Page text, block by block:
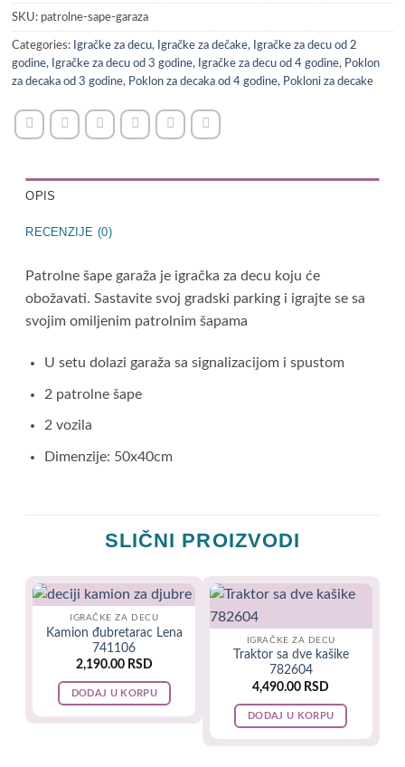
SKU: patrolne-sape-garaza
Categories: Igračke za decu, Igračke za dečake, Igračke za decu od 2
godine, Igračke za decu od 3 godine, Igračke za decu od 4 godine, Poklon
za decaka od 3 godine, Poklon za decaka od 4 godine, Pokloni za decake
OPIS
RECENZIJE (0)
Patrolne šape garaža je igračka za decu koju će
obožavati. Sastavite svoj gradski parking i igrajte se sa
svojim omiljenim patrolnim šapama
U setu dolazi garaža sa signalizacijom i spustom
2 patrolne šape
2 vozila
Dimenzije: 50x40cm
SLIČNI PROIZVODI
IGRAČKE ZA DECU
Kamion đubretarac Lena
741106
2,190.00 RSD
DODAJ U KORPU
IGRAČKE ZA DECU
Traktor sa dve kašike
782604
4,490.00 RSD
DODAJ U KORPU